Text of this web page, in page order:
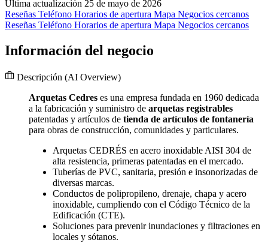
Última actualización 25 de mayo de 2026
Reseñas Teléfono Horarios de apertura Mapa Negocios cercanos
Reseñas Teléfono Horarios de apertura Mapa Negocios cercanos
Información del negocio
Descripción (AI Overview)
Arquetas Cedres es una empresa fundada en 1960 dedicada
a la fabricación y suministro de arquetas registrables
patentadas y artículos de tienda de artículos de fontanería
para obras de construcción, comunidades y particulares.
Arquetas CEDRÉS en acero inoxidable AISI 304 de
alta resistencia, primeras patentadas en el mercado.
Tuberías de PVC, sanitaria, presión e insonorizadas de
diversas marcas.
Conductos de polipropileno, drenaje, chapa y acero
inoxidable, cumpliendo con el Código Técnico de la
Edificación (CTE).
Soluciones para prevenir inundaciones y filtraciones en
locales y sótanos.